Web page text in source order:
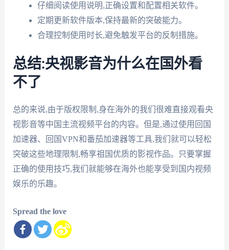
仔细阅读使用说明,正确设置和配置相关软件。
定期更新软件版本,保持最新的突破能力。
合理控制使用时长,避免触发平台的反制措施。
总结:央视影音为什么在国外看
不了
总的来说,由于版权限制,身在海外的我们很难直接观看央
视影音等中国主流视频平台的内容。但是,通过使用回国
加速器、回国VPN和番茄加速器等工具,我们就可以轻松
突破这些地理限制,畅享祖国优质的影视作品。只要掌握
正确的使用技巧,我们就能够在海外也能享受到国内视频
娱乐的乐趣。
Spread the love